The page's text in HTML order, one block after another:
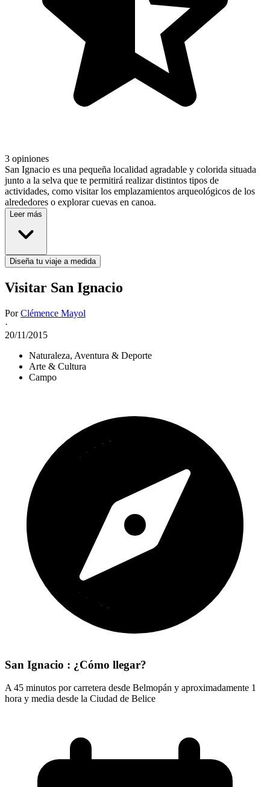
3 opiniones
San Ignacio es una pequeña localidad agradable y colorida situada
junto a la selva que te permitirá realizar distintos tipos de
actividades, como visitar los emplazamientos arqueológicos de los
alrededores o explorar cuevas en canoa.
Leer más
Diseña tu viaje a medida
Visitar San Ignacio
PorClémence Mayol
·
20/11/2015
Naturaleza, Aventura & Deporte
Arte & Cultura
Campo
San Ignacio : ¿Cómo llegar?
A 45 minutos por carretera desde Belmopán y aproximadamente 1
hora y media desde la Ciudad de Belice